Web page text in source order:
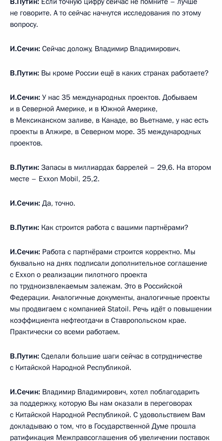
не говорите. А то сейчас начнутся исследования по этому
вопросу.
И.Сечин: Сейчас доложу, Владимир Владимирович.
В.Путин: Вы кроме России ещё в каких странах работаете?
И.Сечин: У нас 35 международных проектов. Добываем
и в Северной Америке, и в Южной Америке,
в Мексиканском заливе, в Канаде, во Вьетнаме, у нас есть
проекты в Алжире, в Северном море. 35 международных
проектов.
В.Путин: Запасы в миллиардах баррелей – 29,6. На втором
месте – Exxon Mobil, 25,2.
И.Сечин: Да, точно.
В.Путин: Как строится работа с вашими партнёрами?
И.Сечин: Работа с партнёрами строится корректно. Мы
буквально на днях подписали дополнительное соглашение
с Exxon о реализации пилотного проекта
по трудноизвлекаемым залежам. Это в Российской
Федерации. Аналогичные документы, аналогичные проекты
мы продвигаем с компанией Statoil. Речь идёт о повышении
коэффициента нефтеотдачи в Ставропольском крае.
Практически со всеми работаем.
В.Путин: Сделали большие шаги сейчас в сотрудничестве
с Китайской Народной Республикой.
И.Сечин: Владимир Владимирович, хотел поблагодарить
за поддержку, которую Вы нам оказали в переговорах
с Китайской Народной Республикой. С удовольствием Вам
докладываю о том, что в Государственной Думе прошла
ратификация Межправсоглашения об увеличении поставок